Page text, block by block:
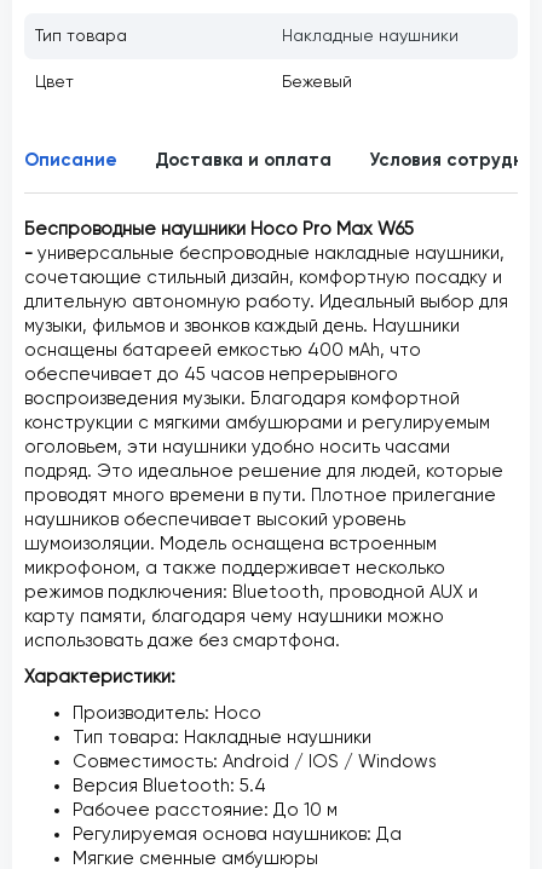
Тип товара Накладные наушники
Цвет Бежевый
Описание Доставка и оплата Условия
Беспроводные наушники Hoco Pro Max W65
- универсальные беспроводные накладные наушники,
сочетающие стильный дизайн, комфортную посадку и
длительную автономную работу. Идеальный выбор для
музыки, фильмов и звонков каждый день. Наушники
оснащены батареей емкостью 400 мАh, что
обеспечивает до 45 часов непрерывного
воспроизведения музыки. Благодаря комфортной
конструкции с мягкими амбушюрами и регулируемым
оголовьем, эти наушники удобно носить часами
подряд. Это идеальное решение для людей, которые
проводят много времени в пути. Плотное прилегание
наушников обеспечивает высокий уровень
шумоизоляции. Модель оснащена встроенным
микрофоном, а также поддерживает несколько
режимов подключения: Bluetooth, проводной AUX и
карту памяти, благодаря чему наушники можно
использовать даже без смартфона.
Характеристики:
Производитель: Hoco
Тип товара: Накладные наушники
Совместимость: Android / IOS / Windows
Версия Bluetooth: 5.4
Рабочее расстояние: До 10 м
Регулируемая основа наушников: Да
Мягкие сменные амбушюры